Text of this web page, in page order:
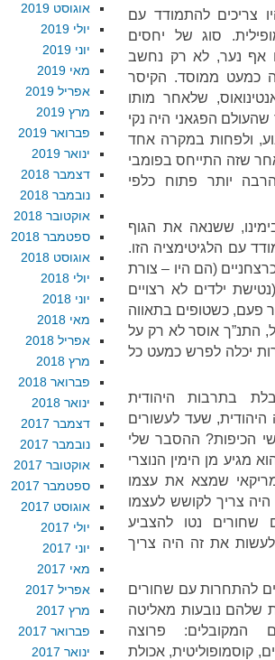
צריכים להתמודד עם
סוג של יחסים
אף נער, לא רק נחשב
כמעט ממוסד. הקיסר
שלאחר מותו
הפגאני היה נקי
ולפחות במקרה אחד
שזה התייחס בפומבי
יותר פתוח כלפי
ששנאה את הגוף
עם הלגיטימציה הזו.
(הם היו – צורת
ילדים לא רצויים
פעם, כשטופים בתאווה
התנ”ך אוסר לא רק על
יכלה לפרש כמעט כל
בתרבות היהודית
היהודית, שעד לעשורים
הכיפות? ההסבר שלי
מגיע מן הימין הנוצרי
שמצא את עצמו
צריך לקושש לעצמו
שחורים נטו להצביע
לעשות את זה היה צריך
להתחרות עם שחורים
שלהם נובעות מאליטה
המקובלים: פרוצה
קוסמופוליטית, אכולת
אוגוסט 2019
יולי 2019
יוני 2019
מאי 2019
אפריל 2019
מרץ 2019
פברואר 2019
ינואר 2019
דצמבר 2018
נובמבר 2018
אוקטובר 2018
ספטמבר 2018
אוגוסט 2018
יולי 2018
יוני 2018
מאי 2018
אפריל 2018
מרץ 2018
פברואר 2018
ינואר 2018
דצמבר 2017
נובמבר 2017
אוקטובר 2017
ספטמבר 2017
אוגוסט 2017
יולי 2017
יוני 2017
מאי 2017
אפריל 2017
מרץ 2017
פברואר 2017
ינואר 2017